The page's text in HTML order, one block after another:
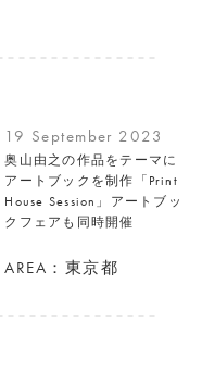
19 September 2023
奥山由之の作品をテーマに
アートブックを制作「Print
House Session」アートブッ
クフェアも同時開催
AREA：東京都